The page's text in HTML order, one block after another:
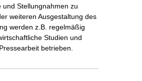
Stellungnahmen zu
weiteren Ausgestaltung des
werden z.B. regelmäßig
Studien und
betrieben.